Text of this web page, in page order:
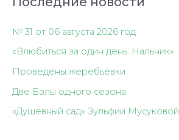
№ 31 от 06 августа 2026 год
«Влюбиться за один день: Нальчик»
Проведены жеребьёвки
Две Бэлы одного сезона
«Душевный сад» Зульфии Мусуковой